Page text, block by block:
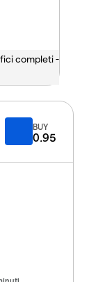
completi -
BUY
0.95